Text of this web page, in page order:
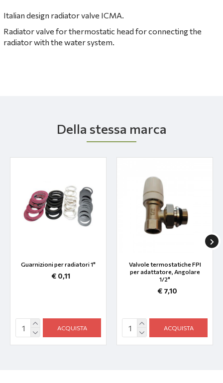
Italian design radiator valve ICMA.
Radiator valve for thermostatic head for connecting the
radiator with the water system.
Della stessa marca
Guarnizioni per radiatori 1"
€ 0,11
ACQUISTA
Valvole termostatiche FPI
per adattatore, Angolare
1/2"
€ 7,10
ACQUISTA